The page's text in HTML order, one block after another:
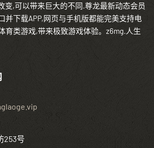
变,可以带来巨大的不同.尊龙最新动态会员
并下载APP,网页与手机版都能完美支持电
育类游戏,带来极致游戏体验。z6mg.人生
253号